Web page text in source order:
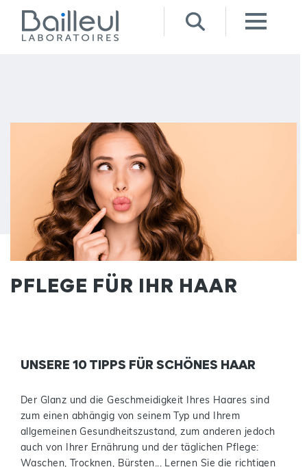
PFLEGE FÜR IHR HAAR
UNSERE 10 TIPPS FÜR SCHÖNES HAAR
Der Glanz und die Geschmeidigkeit Ihres Haares sind
zum einen abhängig von seinem Typ und Ihrem
allgemeinen Gesundheitszustand, zum anderen jedoch
auch von Ihrer Ernährung und der täglichen Pflege:
Waschen, Trocknen, Bürsten... Lernen Sie die richtigen